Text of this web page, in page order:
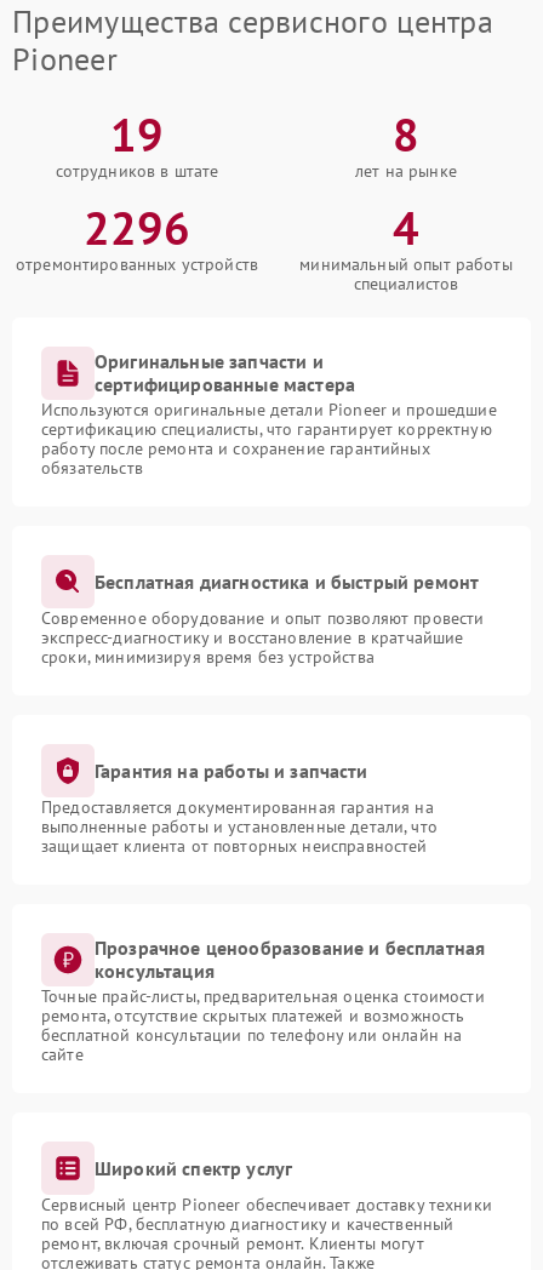
Преимущества сервисного центра
Pioneer
19
сотрудников в штате
8
лет на рынке
2296
отремонтированных устройств
4
минимальный опыт работы
специалистов
Оригинальные запчасти и
сертифицированные мастера
Используются оригинальные детали Pioneer и прошедшие
сертификацию специалисты, что гарантирует корректную
работу после ремонта и сохранение гарантийных
обязательств
Бесплатная диагностика и быстрый ремонт
Современное оборудование и опыт позволяют провести
экспресс-диагностику и восстановление в кратчайшие
сроки, минимизируя время без устройства
Гарантия на работы и запчасти
Предоставляется документированная гарантия на
выполненные работы и установленные детали, что
защищает клиента от повторных неисправностей
Прозрачное ценообразование и бесплатная
консультация
Точные прайс-листы, предварительная оценка стоимости
ремонта, отсутствие скрытых платежей и возможность
бесплатной консультации по телефону или онлайн на
сайте
Широкий спектр услуг
Сервисный центр Pioneer обеспечивает доставку техники
по всей РФ, бесплатную диагностику и качественный
ремонт, включая срочный ремонт. Клиенты могут
отслеживать статус ремонта онлайн. Также